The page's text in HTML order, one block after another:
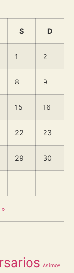
S D
1 2
8 9
15 16
22 23
29 30
Asimov